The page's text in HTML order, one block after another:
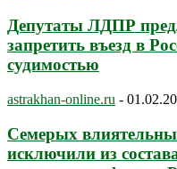
Депутаты ЛДПР
запретить въезд в
судимостью
astrakhan-online.ru -
Семерых
исключили из